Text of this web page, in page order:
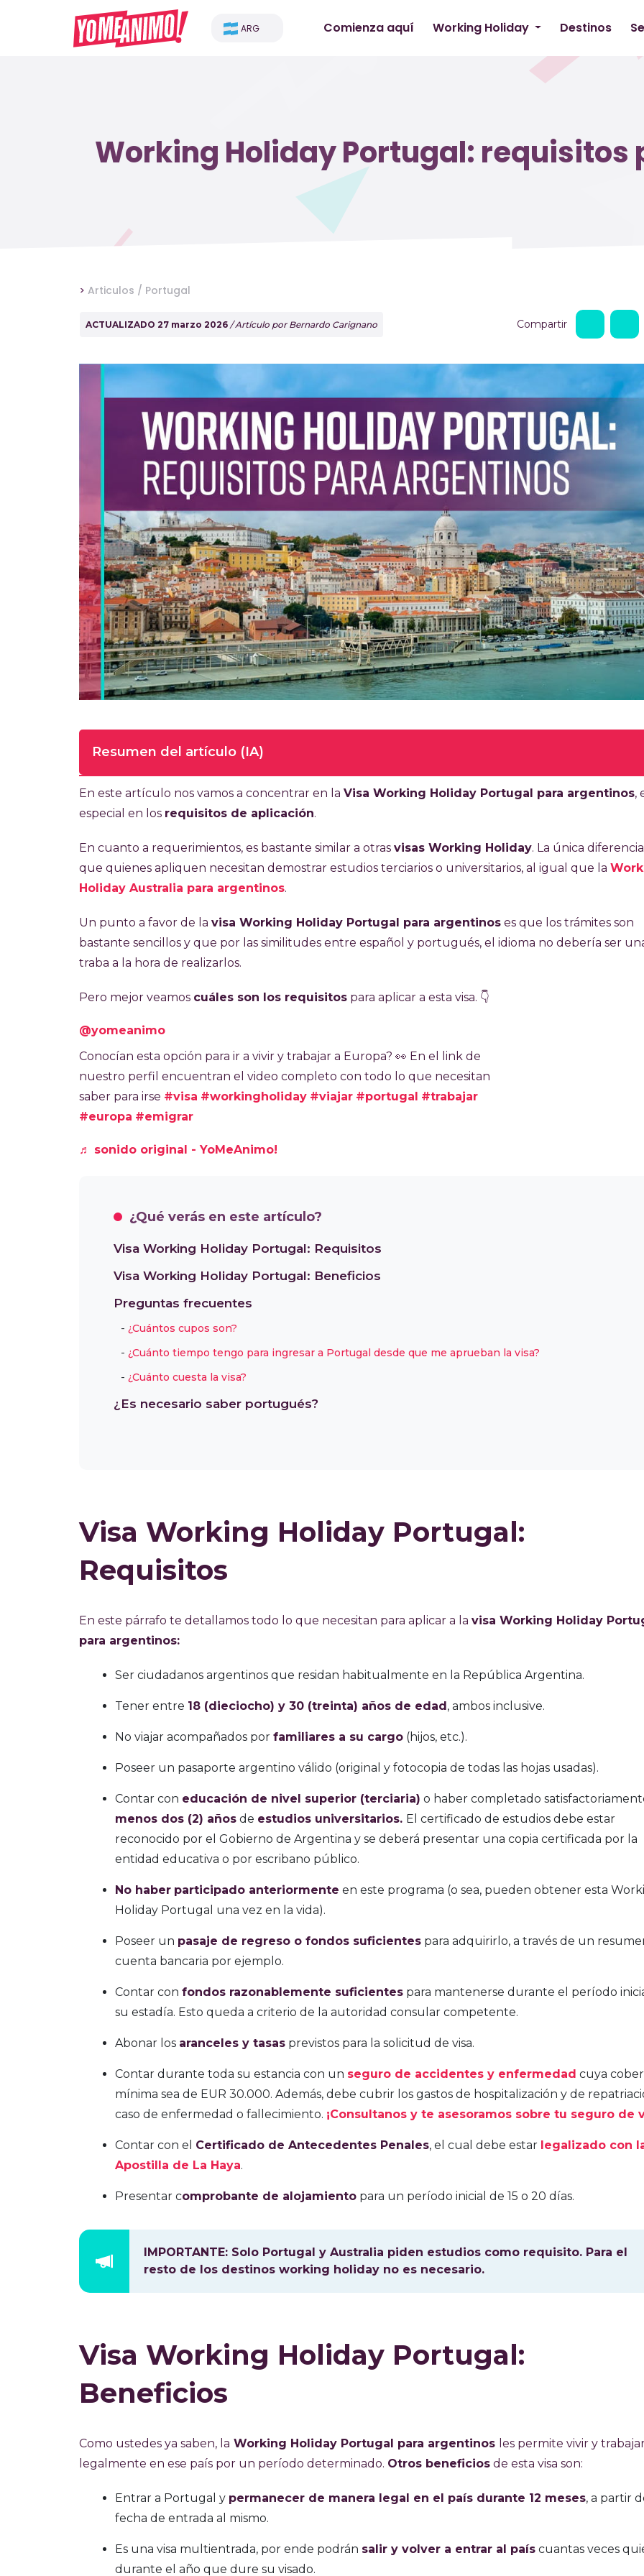
ARG Comienza aquí Working Holiday Destinos
Working Holiday Portugal: requisitos
> Articulos / Portugal
ACTUALIZADO 27 marzo 2026 / Artículo por Bernardo Carignano Compartir
Resumen del artículo (IA)
Tiempo de lectura completa del artículo 8 minutos
legalmente en Portugal por 12 meses. Se exige pasaporte vigente, certificado de antecedentes
penales con apostilla, seguro médico con cobertura mínima de EUR 30.000, comprobante de
alojamiento inicial (15-20 días), pasaje de regreso o fondos para adquirirlo, y demostrar estudios
lo requiere). El costo de la visa es de EUR 110 (ARS 149.079) y se abona en efectivo tras revisión
documental. El proceso puede demorar entre 40 y 60 días, y una vez aprobada, se debe ingresar
Portugal dentro de los 90 días. Hay 100 cupos por año, distribuidos entre la Embajada en Buenos
Aires y el Consulado de Córdoba. La visa es de múltiples entradas, permite trabajar hasta seis
y estudiar hasta seis meses. No se exige saber portugués. Es una opción accesible y sencilla para
quienes buscan una experiencia de trabajo y viaje en Europa.
En este artículo nos vamos a concentrar en la Visa Working Holiday Portugal para argentinos,
especial en los requisitos de aplicación.
En cuanto a requerimientos, es bastante similar a otras visas Working Holiday. La única
que quienes apliquen necesitan demostrar estudios terciarios o universitarios, al igual que la
Holiday Australia para argentinos.
Un punto a favor de la visa Working Holiday Portugal para argentinos es que los trámites son
bastante sencillos y que por las similitudes entre español y portugués, el idioma no debería ser
traba a la hora de realizarlos.
Pero mejor veamos cuáles son los requisitos para aplicar a esta visa. 👇
@yomeanimo
Conocían esta opción para ir a vivir y trabajar a Europa? 👀​ En el link de
nuestro perfil encuentran el video completo con todo lo que necesitan
saber para irse #visa #workingholiday #viajar #portugal #trabajar
#europa #emigrar
♬ sonido original - YoMeAnimo!
¿Qué verás en este artículo?
Visa Working Holiday Portugal: Requisitos
Visa Working Holiday Portugal: Beneficios
Preguntas frecuentes
¿Cuántos cupos son?
¿Cuánto tiempo tengo para ingresar a Portugal desde que me aprueban la visa?
¿Cuánto cuesta la visa?
¿Es necesario saber portugués?
Visa Working Holiday Portugal:
Requisitos
En este párrafo te detallamos todo lo que necesitan para aplicar a la visa Working Holiday
para argentinos:
Ser ciudadanos argentinos que residan habitualmente en la República Argentina.
Tener entre 18 (dieciocho) y 30 (treinta) años de edad, ambos inclusive.
No viajar acompañados por familiares a su cargo (hijos, etc.).
Poseer un pasaporte argentino válido (original y fotocopia de todas las hojas usadas).
Contar con educación de nivel superior (terciaria) o haber completado
menos dos (2) años de estudios universitarios. El certificado de estudios debe estar
reconocido por el Gobierno de Argentina y se deberá presentar una copia certificada por la
entidad educativa o por escribano público.
No haber participado anteriormente en este programa (o sea, pueden obtener esta
Holiday Portugal una vez en la vida).
Poseer un pasaje de regreso o fondos suficientes para adquirirlo, a través de un
cuenta bancaria por ejemplo.
Contar con fondos razonablemente suficientes para mantenerse durante el período
su estadía. Esto queda a criterio de la autoridad consular competente.
Abonar los aranceles y tasas previstos para la solicitud de visa.
Contar durante toda su estancia con un seguro de accidentes y enfermedad cuya
mínima sea de EUR 30.000. Además, debe cubrir los gastos de hospitalización y de
caso de enfermedad o fallecimiento. ¡Consultanos y te asesoramos sobre tu seguro de
Contar con el Certificado de Antecedentes Penales, el cual debe estar legalizado con
Apostilla de La Haya.
Presentar comprobante de alojamiento para un período inicial de 15 o 20 días.
IMPORTANTE: Solo Portugal y Australia piden estudios como requisito. Para el
resto de los destinos working holiday no es necesario.
Visa Working Holiday Portugal:
Beneficios
Como ustedes ya saben, la Working Holiday Portugal para argentinos les permite vivir y
legalmente en ese país por un período determinado. Otros beneficios de esta visa son:
Entrar a Portugal y permanecer de manera legal en el país durante 12 meses, a partir
fecha de entrada al mismo.
Es una visa multientrada, por ende podrán salir y volver a entrar al país cuantas veces
durante el año que dure su visado.